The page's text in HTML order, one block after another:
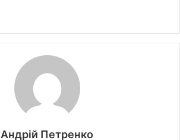
Андрій Петренко